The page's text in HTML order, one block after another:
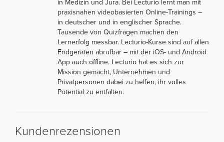
in Medizin und Jura. Bei Lecturio lernt man mit
praxisnahen videobasierten Online-Trainings –
in deutscher und in englischer Sprache.
Tausende von Quizfragen machen den
Lernerfolg messbar. Lecturio-Kurse sind auf allen
Endgeräten abrufbar – mit der iOS- und Android
App auch offline. Lecturio hat es sich zur
Mission gemacht, Unternehmen und
Privatpersonen dabei zu helfen, ihr volles
Potential zu entfalten.
Kundenrezensionen